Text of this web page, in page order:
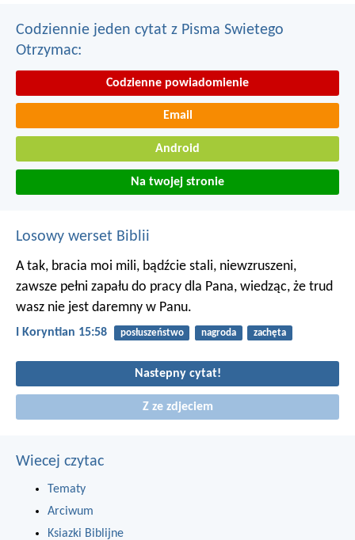
Codziennie jeden cytat z Pisma Swietego
Otrzymac:
Codzienne powiadomienie
Email
Android
Na twojej stronie
Losowy werset Biblii
A tak, bracia moi mili, bądźcie stali, niewzruszeni,
zawsze pełni zapału do pracy dla Pana, wiedząc, że trud
wasz nie jest daremny w Panu.
I Koryntian 15:58 posłuszeństwo nagroda zachęta
Nastepny cytat!
Z ze zdjeciem
Wiecej czytac
Tematy
Arciwum
Ksiazki Biblijne